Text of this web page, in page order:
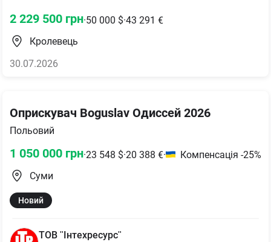
2 229 500 грн·50 000 $·43 291 €
Кролевець
30.07.2026
Оприскувач Boguslav Одиссей 2026
Польовий
1 050 000 грн·23 548 $·20 388 €·
Компенсація -25%
Суми
Новий
ТОВ "Інтехресурс"